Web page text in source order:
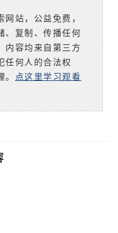
站，公益免费，
、复制、传播任何
内容均来自第三方
任何人的合法权
点这里学习观看